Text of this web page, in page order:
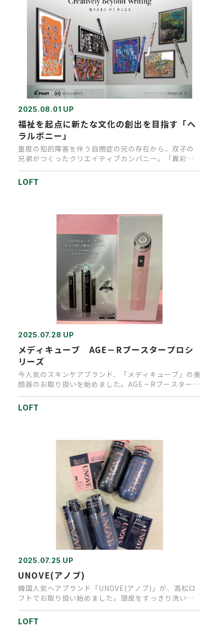
2025.08.01 UP
福祉を起点に新たな文化の創出を目指す「ヘ
ラルボニー」
重度の知的障害を伴う自閉症の兄の存在から、双子の
兄弟がつくったクリエイティブカンパニー。「異彩
を、放て。」をミッションに…
LOFT
2025.07.28 UP
メディキューブ AGE－Rブースタープロシ
リーズ
今人気のスキンケアブランド、「メディキューブ」の美
顔器のお取り扱いを始めました。AGE－Rブースタープ
ロは、1台に6つの…
LOFT
2025.07.25 UP
UNOVE(アノブ)
韓国人気ヘアブランド「UNOVE(アノブ)」が、高松ロ
フトでお取り扱い始めました。頭皮をすっきり洗い上
げ、柔らかな髪へ導…
LOFT